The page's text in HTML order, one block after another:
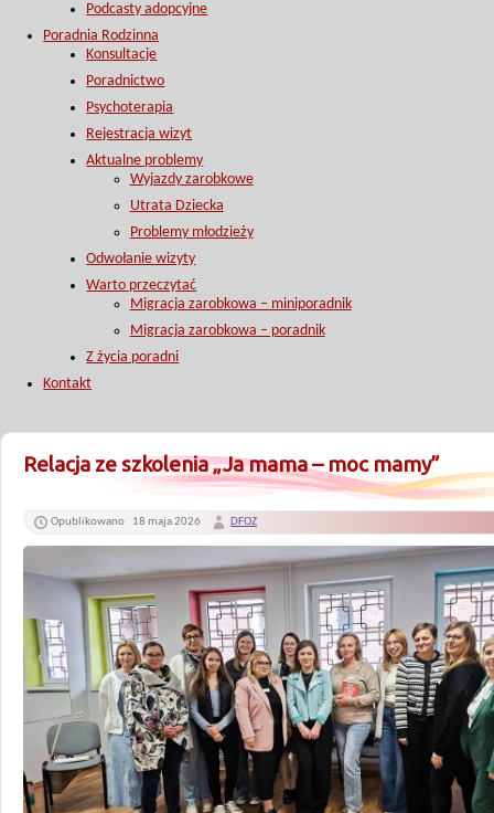
Podcasty adopcyjne
Poradnia Rodzinna
Konsultacje
Poradnictwo
Psychoterapia
Rejestracja wizyt
Aktualne problemy
Wyjazdy zarobkowe
Utrata Dziecka
Problemy młodzieży
Odwołanie wizyty
Warto przeczytać
Migracja zarobkowa – miniporadnik
Migracja zarobkowa – poradnik
Z życia poradni
Kontakt
Relacja ze szkolenia „Ja mama – moc mamy”
Opublikowano 18 maja 2026 DFOZ